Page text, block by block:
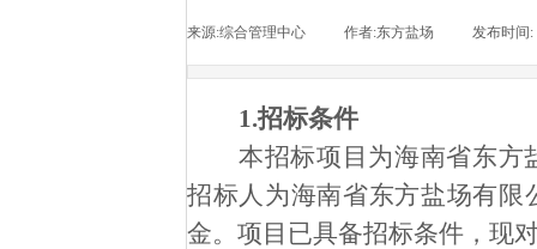
来源:综合管理中心 作者:东方盐场 发布时间:
1.招标条件
本招标项目为海南省东方
招标人为海南省东方盐场有
金。项目已具备招标条件，现